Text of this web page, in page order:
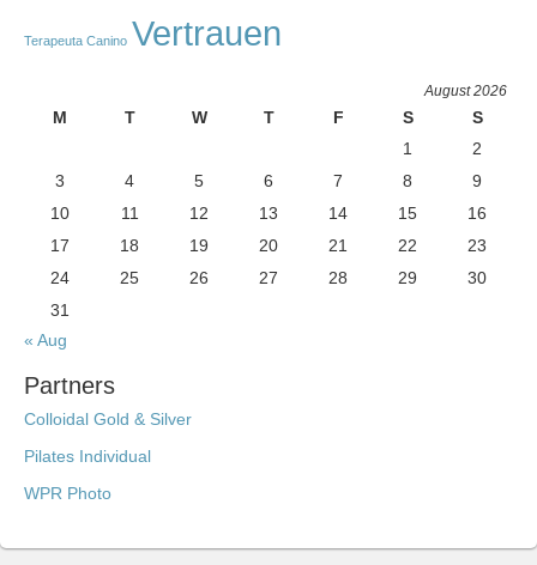
Terapeuta Canino Vertrauen
August 2026
M T W T F S
S
1
2
3
4 5 6 7 8
9
10
11 12 13 14 15
16
17
18 19 20 21 22
23
24
25 26 27 28 29
30
31
« Aug
Partners
Colloidal Gold & Silver
Pilates Individual
WPR Photo